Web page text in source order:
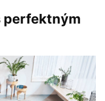
perfektným